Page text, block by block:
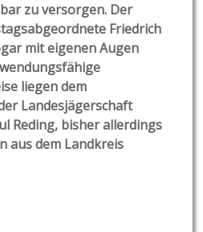
zu versorgen. Der
Friedrich
mit eigenen Augen
liegen dem
Landesjägerschaft
Reding, bisher allerdings
aus dem Landkreis